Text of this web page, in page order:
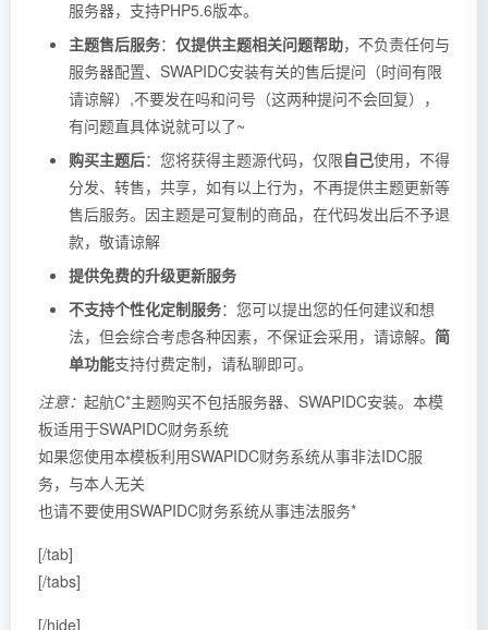
服务器，支持PHP5.6版本。
主题售后服务： 仅提供主题相关问题帮助，不负责任何与
服务器配置、SWAPIDC安装有关的售后提问（时间有限
请谅解）,不要发在吗和问号（这两种提问不会回复），
有问题直具体说就可以了~
购买主题后：您将获得主题源代码，仅限自己使用，不得
分发、转售，共享，如有以上行为，不再提供主题更新等
售后服务。因主题是可复制的商品，在代码发出后不予退
款，敬请谅解
提供免费的升级更新服务
不支持个性化定制服务：您可以提出您的任何建议和想
法，但会综合考虑各种因素，不保证会采用，请谅解。 简
单功能支持付费定制，请私聊即可。
注意： 起航C*主题购买不包括服务器、SWAPIDC安装。本模
板适用于SWAPIDC财务系统
如果您使用本模板利用SWAPIDC财务系统从事非法IDC服
务，与本人无关
也请不要使用SWAPIDC财务系统从事违法服务*
[/tab]
[/tabs]
[/hide]